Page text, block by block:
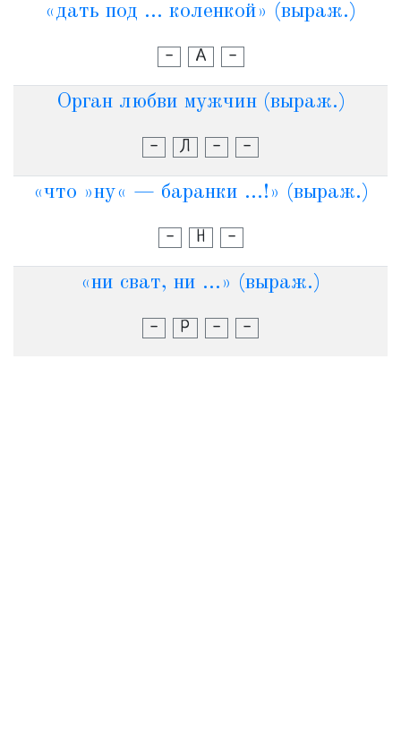
«дать под ... коленкой» (выраж.)
- А -
Орган любви мужчин (выраж.)
- Л - -
«что »ну« — баранки ...!» (выраж.)
- Н -
«ни сват, ни ...» (выраж.)
- Р - -